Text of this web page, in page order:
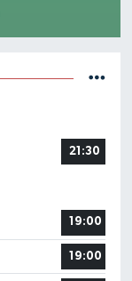
21:30
19:00
19:00